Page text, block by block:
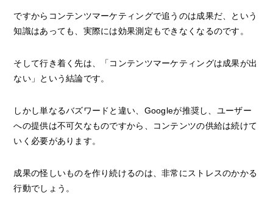
ですからコンテンツマーケティングで追うのは成果だ、という
知識はあっても、実際には効果測定もできなくなるのです。
そして行き着く先は、「コンテンツマーケティングは成果が出
ない」という結論です。
しかし単なるバズワードと違い、Googleが推奨し、ユーザー
への提供は不可欠なものですから、コンテンツの供給は続けて
いく必要があります。
成果の怪しいものを作り続けるのは、非常にストレスのかかる
行動でしょう。